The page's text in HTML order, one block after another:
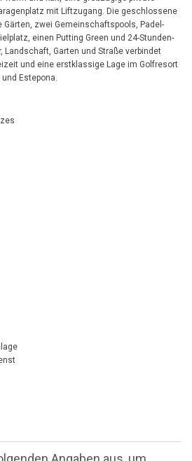
mit Liftzugang. Die geschlossene
Gärten, zwei Gemeinschaftspools, Padel-
einen Putting Green und 24-Stunden-
Landschaft, Garten und Straße verbindet
und eine erstklassige Lage im Golfresort
Estepona.